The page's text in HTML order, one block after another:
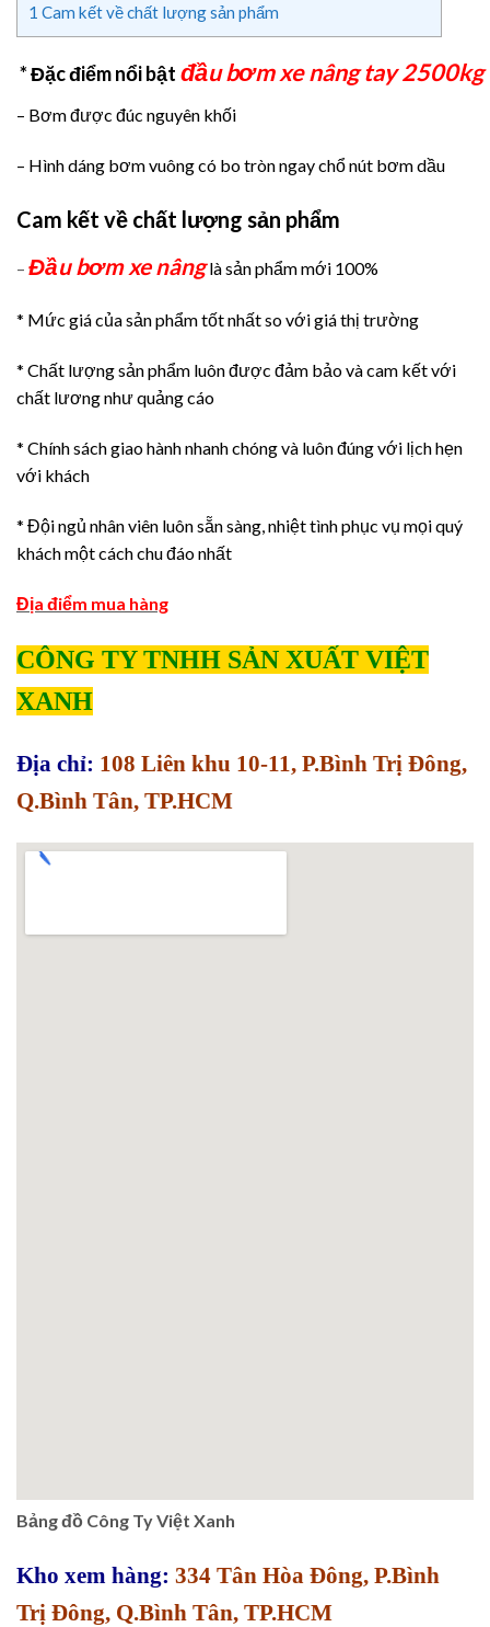
1 Cam kết về chất lượng sản phẩm
* Đặc điểm nổi bật đầu bơm xe nâng tay 2500kg
– Bơm được đúc nguyên khối
– Hình dáng bơm vuông có bo tròn ngay chổ nút bơm dầu
Cam kết về chất lượng sản phẩm
– Đầu bơm xe nânglà sản phẩm mới 100%
* Mức giá của sản phẩm tốt nhất so với giá thị trường
* Chất lượng sản phẩm luôn được đảm bảo và cam kết với
chất lương như quảng cáo
* Chính sách giao hành nhanh chóng và luôn đúng với lịch hẹn
với khách
* Đội ngủ nhân viên luôn sẵn sàng, nhiệt tình phục vụ mọi quý
khách một cách chu đáo nhất
Địa điểm mua hàng
CÔNG TY TNHH SẢN XUẤT VIỆT
XANH
Địa chỉ: 108 Liên khu 10-11, P.Bình Trị Đông,
Q.Bình Tân, TP.HCM
Bảng đồ Công Ty Việt Xanh
Kho xem hàng: 334 Tân Hòa Đông, P.Bình
Trị Đông, Q.Bình Tân, TP.HCM